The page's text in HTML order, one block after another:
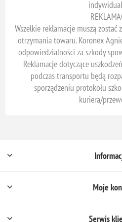
Wszelkie reklamacje muszą
otrzymania towaru. Koronex
odpowiedzialności za szkody
Reklamacje dotyczące
podczas transportu będą
sporządzeniu protokołu
kuriera/
Moje
Serwis